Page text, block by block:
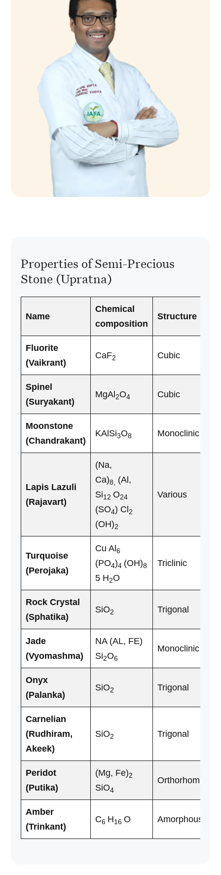
Properties of Semi-Precious
Stone (Upratna)
Name
Chemical
composition
Structure
Fluorite
(Vaikrant)
CaF2 Cubic
Spinel
(Suryakant)
MgAl 2O4 Cubic
Moonstone
(Chandrakant)
KAlSi3O8 Monoclinic
Lapis Lazuli
(Rajavart)
(Na,
Ca)8,
(Al,
Si12 O24
(SO4) Cl 2
(OH)2
Various
Turquoise
(Perojaka)
Cu Al6
(PO4)4 (OH)8
5 H2O
Triclinic
Rock Crystal
(Sphatika)
SiO2 Trigonal
Jade
(Vyomashma)
NA (AL, FE)
Si2O6
Monoclinic
Onyx
(Palanka)
SiO2 Trigonal
Carnelian
(Rudhiram,
Akeek)
SiO2 Trigonal
Peridot
(Putika)
(Mg, Fe)2
SiO4
Orthorhombic
Amber
(Trinkant)
C6 H16 O Amorphous